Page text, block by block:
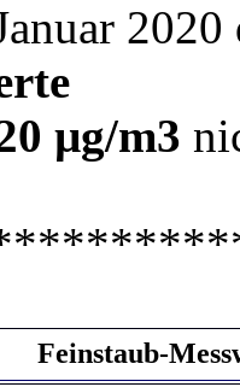
µg/m3
Feinstaub-